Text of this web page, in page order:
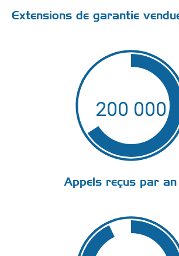
Extensions de garantie
200 000
Appels reçus par an